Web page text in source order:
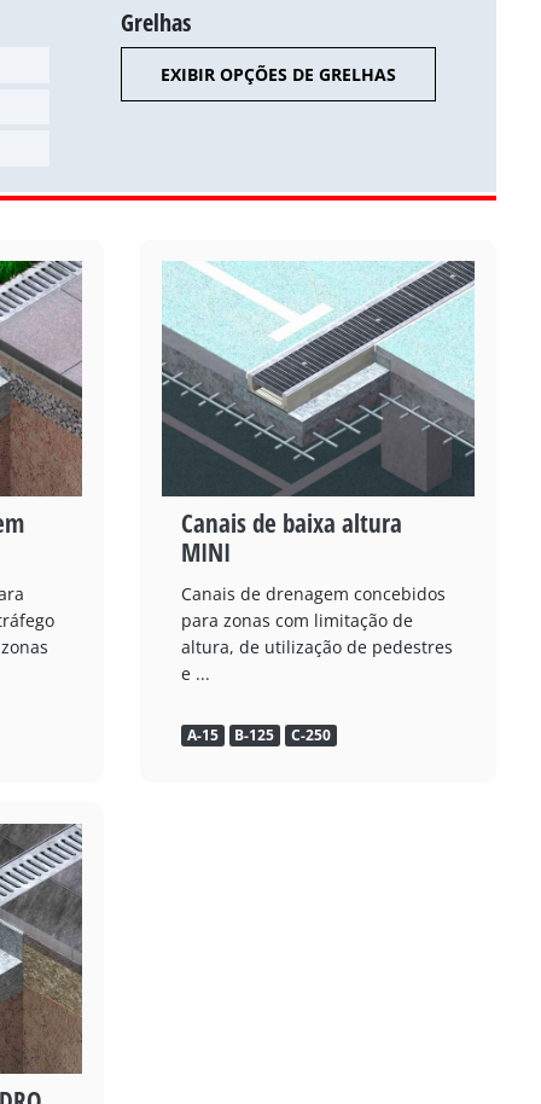
Grelhas
EXIBIR OPÇÕES DE GRELHAS
Canais de baixa altura
MINI
Canais de drenagem concebidos
para zonas com limitação de
altura, de utilização de pedestres
e ...
A-15 B-125 C-250